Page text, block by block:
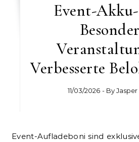
Event-
Verbesserte
11/03/2026 - By
Event-Aufladeboni sind exklusive Belohnungen, die